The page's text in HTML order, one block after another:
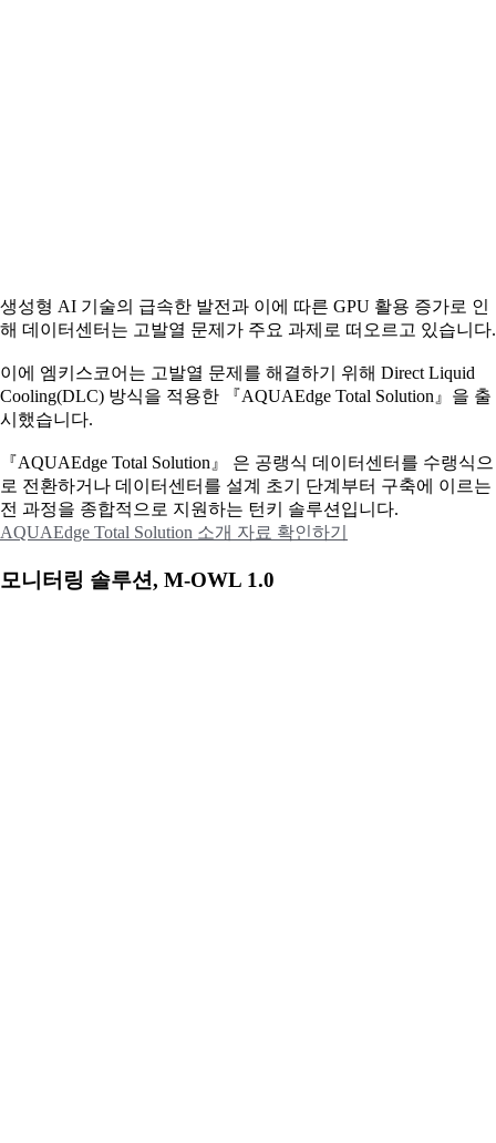
생성형 AI 기술의 급속한 발전과 이에 따른 GPU 활용 증가로 인
해 데이터센터는 고발열 문제가 주요 과제로 떠오르고 있습니다.
이에 엠키스코어는 고발열 문제를 해결하기 위해 Direct Liquid
Cooling(DLC) 방식을 적용한 『AQUAEdge Total Solution』을 출
시했습니다.
『AQUAEdge Total Solution』 은 공랭식 데이터센터를 수랭식으
로 전환하거나 데이터센터를 설계 초기 단계부터 구축에 이르는
전 과정을 종합적으로 지원하는 턴키 솔루션입니다.
AQUAEdge Total Solution 소개 자료 확인하기
모니터링 솔루션, M-OWL 1.0